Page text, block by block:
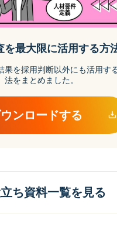
を最大限に活用する方
果を採用判断以外にも活用す
法をまとめました。
ンロードする
ち資料一覧を見る